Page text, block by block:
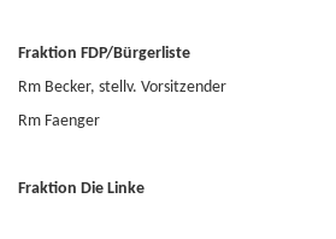
Fraktion FDP/Bürgerliste
Rm Becker, stellv. Vorsitzender
Rm Faenger
Fraktion Die Linke